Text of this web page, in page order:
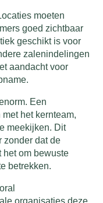
moeten
goed zichtbaar
geschikt is voor
zalenindelingen
aandacht voor
Een
het kernteam,
meekijken. Dit
zonder dat de
het om bewuste
betrekken.
organisaties deze